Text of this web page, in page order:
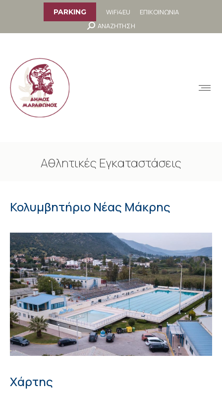
PARKING WiFi4EU
ΕΠΙΚΟΙΝΩΝΙΑ
Search:
ΑΝΑΖΗΤΗΣΗ
Αθλητικές Εγκαταστάσεις
Κολυμβητήριο Νέας Μάκρης
Χάρτης